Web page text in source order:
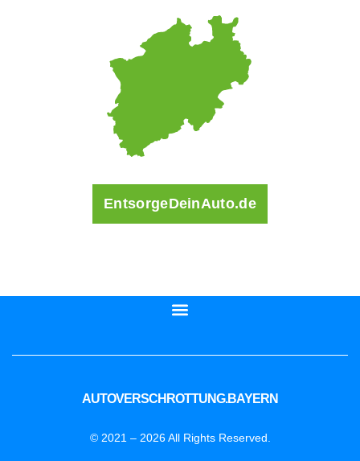
EntsorgeDeinAuto.de
AUTOVERSCHROTTUNG.BAYERN
© 2021 – 2026 All Rights Reserved.